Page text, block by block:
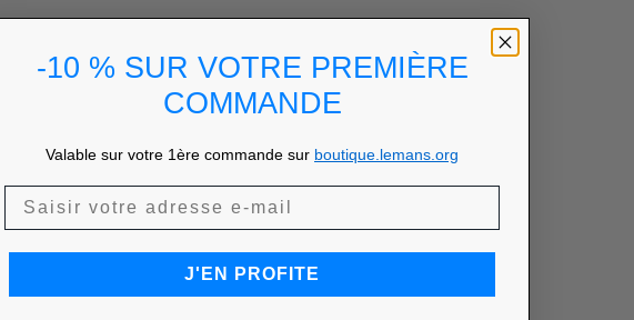
-10 % SUR VOTRE PREMIÈRE
COMMANDE
Valable sur votre 1ère commande sur boutique.lemans.org
J'EN PROFITE